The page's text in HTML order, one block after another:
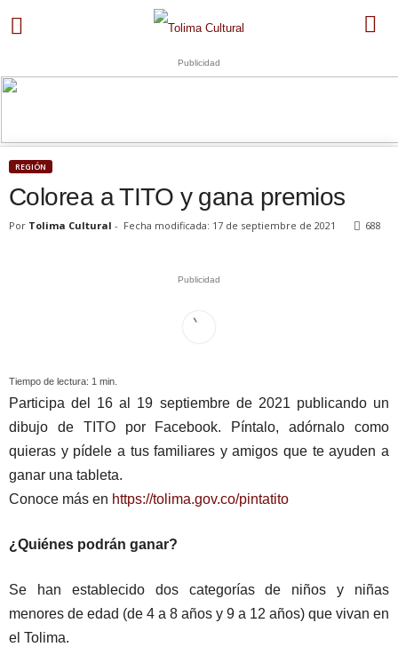
Publicidad
WhatsApp
+573249605958
REGIÓN
Colorea a TITO y gana premios
Por Tolima Cultural - Fecha modificada: 17 de septiembre de 2021 688
Publicidad
Tiempo de lectura: 1 min.
Participa del 16 al 19 septiembre de 2021 publicando un
dibujo de TITO por Facebook. Píntalo, adórnalo como
quieras y pídele a tus familiares y amigos que te ayuden a
ganar una tableta.
Conoce más en https://tolima.gov.co/pintatito
¿Quiénes podrán ganar?
Se han establecido dos categorías de niños y niñas
menores de edad (de 4 a 8 años y 9 a 12 años) que vivan en
el Tolima.